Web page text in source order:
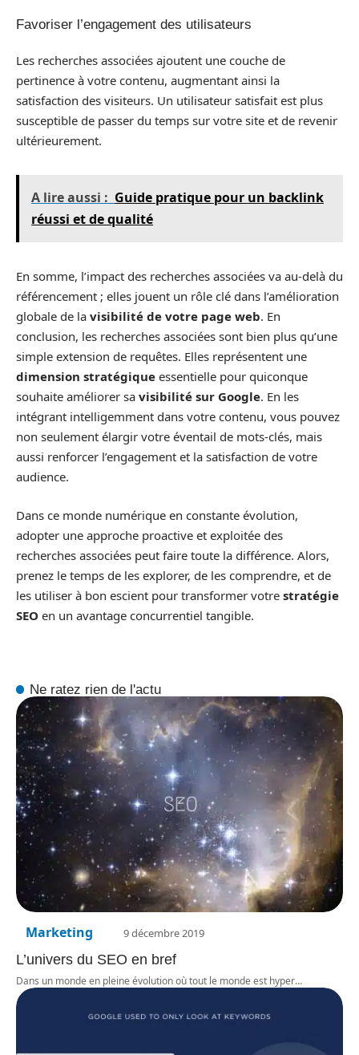
Favoriser l’engagement des utilisateurs
Les recherches associées ajoutent une couche de
pertinence à votre contenu, augmentant ainsi la
satisfaction des visiteurs. Un utilisateur satisfait est plus
susceptible de passer du temps sur votre site et de revenir
ultérieurement.
A lire aussi : Guide pratique pour un backlink
réussi et de qualité
En somme, l’impact des recherches associées va au-delà du
référencement ; elles jouent un rôle clé dans l’amélioration
globale de la visibilité de votre page web. En
conclusion, les recherches associées sont bien plus qu’une
simple extension de requêtes. Elles représentent une
dimension stratégique essentielle pour quiconque
souhaite améliorer sa visibilité sur Google. En les
intégrant intelligemment dans votre contenu, vous pouvez
non seulement élargir votre éventail de mots-clés, mais
aussi renforcer l’engagement et la satisfaction de votre
audience.
Dans ce monde numérique en constante évolution,
adopter une approche proactive et exploitée des
recherches associées peut faire toute la différence. Alors,
prenez le temps de les explorer, de les comprendre, et de
les utiliser à bon escient pour transformer votre stratégie
SEO en un avantage concurrentiel tangible.
Ne ratez rien de l'actu
Marketing 9 décembre 2019
L’univers du SEO en bref
Dans un monde en pleine évolution où tout le monde est hyper…